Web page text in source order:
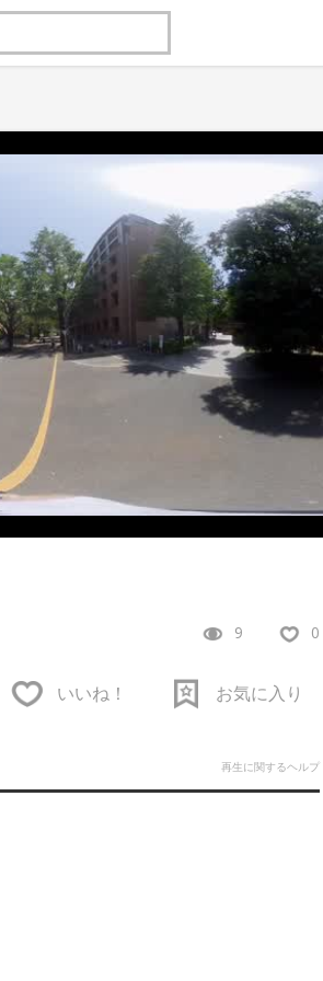
9 0
いいね！ お気に入り
再生に関するヘルプ